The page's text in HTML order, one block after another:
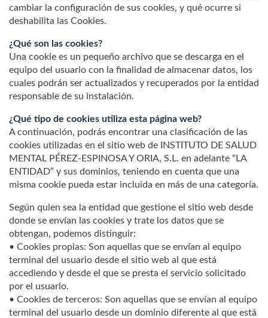
cambiar la configuración de sus cookies, y qué ocurre si
deshabilita las Cookies.
¿Qué son las cookies?
Una cookie es un pequeño archivo que se descarga en el
equipo del usuario con la finalidad de almacenar datos, los
cuales podrán ser actualizados y recuperados por la entidad
responsable de su instalación.
¿Qué tipo de cookies utiliza esta página web?
A continuación, podrás encontrar una clasificación de las
cookies utilizadas en el sitio web de INSTITUTO DE SALUD
MENTAL PÉREZ-ESPINOSA Y ORIA, S.L. en adelante “LA
ENTIDAD” y sus dominios, teniendo en cuenta que una
misma cookie pueda estar incluida en más de una categoría.
Según quien sea la entidad que gestione el sitio web desde
donde se envían las cookies y trate los datos que se
obtengan, podemos distinguir:
• Cookies propias: Son aquellas que se envían al equipo
terminal del usuario desde el sitio web al que está
accediendo y desde el que se presta el servicio solicitado
por el usuario.
• Cookies de terceros: Son aquellas que se envían al equipo
terminal del usuario desde un dominio diferente al que está